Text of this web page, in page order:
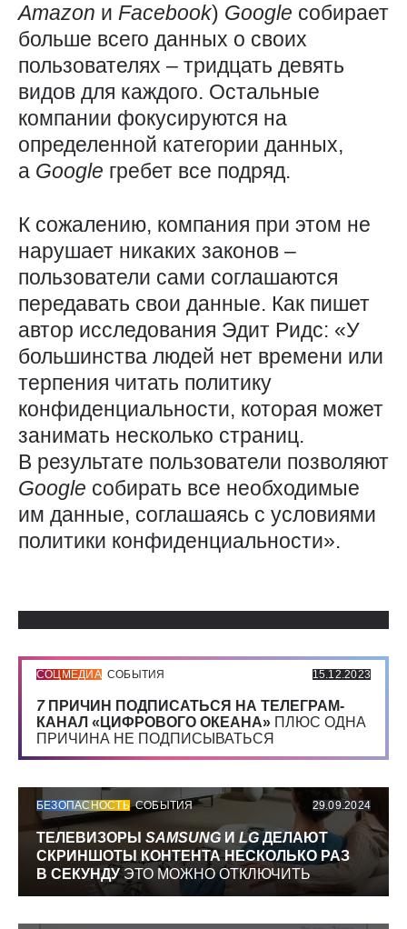
Amazon и Facebook) Google собирает
больше всего данных о своих
пользователях – тридцать девять
видов для каждого. Остальные
компании фокусируются на
определенной категории данных,
а Google гребет все подряд.
К сожалению, компания при этом не
нарушает никаких законов –
пользователи сами соглашаются
передавать свои данные. Как пишет
автор исследования Эдит Ридс: «У
большинства людей нет времени или
терпения читать политику
конфиденциальности, которая может
занимать несколько страниц.
В результате пользователи позволяют
Google собирать все необходимые
им данные, соглашаясь с условиями
политики конфиденциальности».
СОЦМЕДИА СОБЫТИЯ 15.12.2023
7 ПРИЧИН ПОДПИСАТЬСЯ НА ТЕЛЕГРАМ-
КАНАЛ «ЦИФРОВОГО ОКЕАНА» ПЛЮС ОДНА
ПРИЧИНА НЕ ПОДПИСЫВАТЬСЯ
БЕЗОПАСНОСТЬ СОБЫТИЯ 29.09.2024
ТЕЛЕВИЗОРЫ SAMSUNG И LGДЕЛАЮТ
СКРИНШОТЫ КОНТЕНТА НЕСКОЛЬКО РАЗ
В СЕКУНДУЭТО МОЖНО ОТКЛЮЧИТЬ